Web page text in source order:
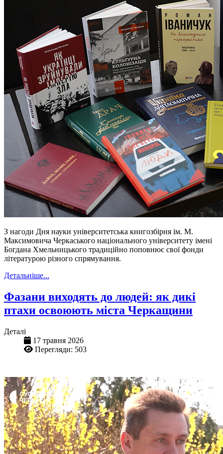
З нагоди Дня науки університетська книгозбірня ім. М.
Максимовича Черкаського національного університету імені
Богдана Хмельницького традиційно поповнює свої фонди
літературою різного спрямування.
Детальніше...
Фазани виходять до людей: як дикі
птахи освоюють міста Черкащини
Деталі
17 травня 2026
Перегляди: 503